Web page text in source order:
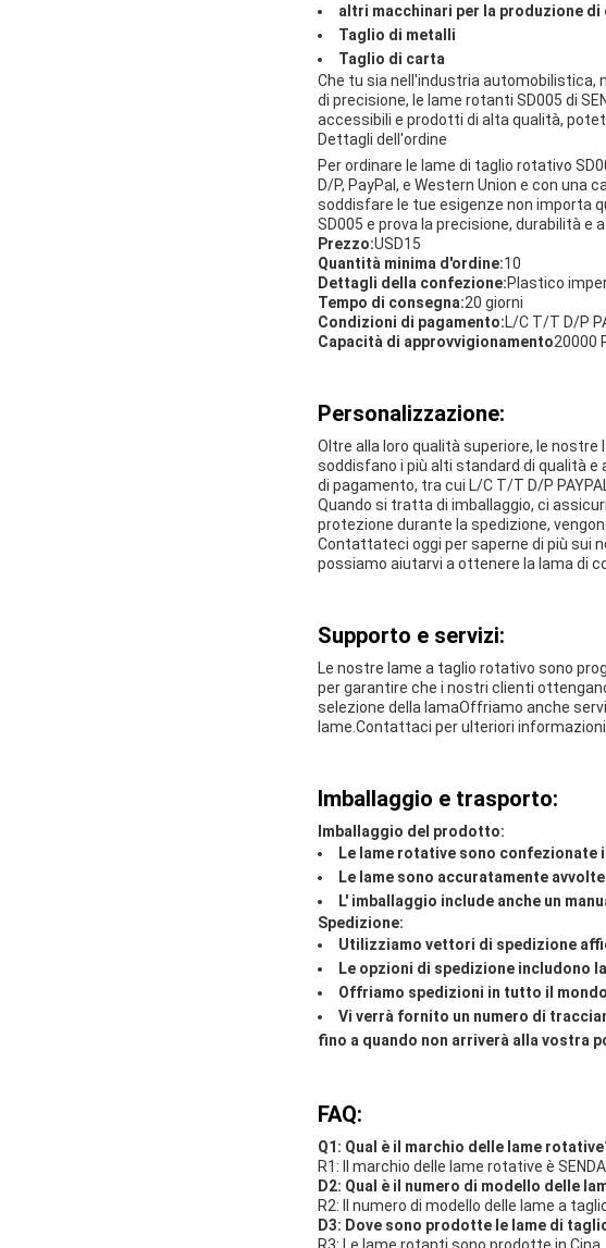
altri macchinari per la produzione di
Taglio di metalli
Taglio di carta
Che tu sia nell'industria automobilistica,
di precisione, le lame rotanti SD005 di
accessibili e prodotti di alta qualità,
Dettagli dell'ordine
Per ordinare le lame di taglio rotativo
D/P, PayPal, e Western Union e con una
soddisfare le tue esigenze non importa
SD005 e prova la precisione, durabilità e
Prezzo:USD15
Quantità minima d'ordine:10
Dettagli della confezione:Plastico
Tempo di consegna:20 giorni
Condizioni di pagamento:L/C T/T D/P
Capacità di approvvigionamento20000
Personalizzazione:
Oltre alla loro qualità superiore, le
soddisfano i più alti standard di qualità
di pagamento, tra cui L/C T/T D/P
Quando si tratta di imballaggio, ci
protezione durante la spedizione,
Contattateci oggi per saperne di più sui
possiamo aiutarvi a ottenere la lama di
Supporto e servizi:
Le nostre lame a taglio rotativo sono
per garantire che i nostri clienti
selezione della lamaOffriamo anche
lame.Contattaci per ulteriori
Imballaggio e trasporto:
Imballaggio del prodotto:
Le lame rotative sono
Le lame sono accuratamente
L' imballaggio include anche un
Spedizione:
Utilizziamo vettori di spedizione
Le opzioni di spedizione includono
Offriamo spedizioni in tutto il
Vi verrà fornito un numero di
fino a quando non arriverà alla vostra
FAQ:
Q1: Qual è il marchio delle lame
R1: Il marchio delle lame rotative è SENDA.
D2: Qual è il numero di modello delle
R2: Il numero di modello delle lame a
D3: Dove sono prodotte le lame di
R3: Le lame rotanti sono prodotte in Cina.